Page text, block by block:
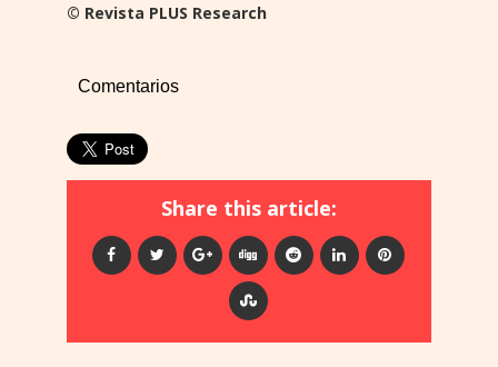
© Revista PLUS Research
Comentarios
Share this article: